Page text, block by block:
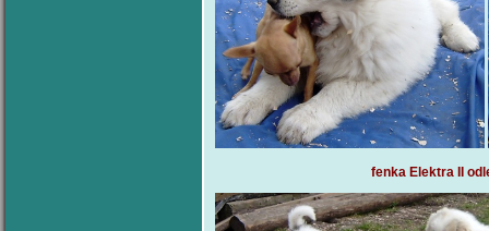
fenka Elektra II